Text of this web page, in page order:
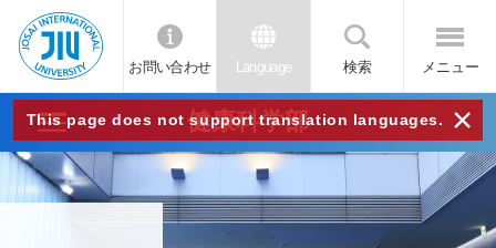
JIU
城西
お問い合わせ Language 検索 メニュー
This page does not support translation languages. ×
健康科学部